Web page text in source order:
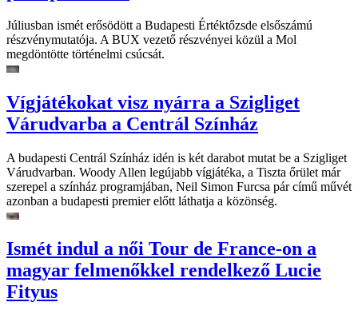
Júliusban ismét erősödött a Budapesti Értéktőzsde elsőszámú
részvénymutatója. A BUX vezető részvényei közül a Mol
megdöntötte történelmi csúcsát.
Vígjátékokat visz nyárra a Szigliget
Várudvarba a Centrál Színház
A budapesti Centrál Színház idén is két darabot mutat be a Szigliget
Várudvarban. Woody Allen legújabb vígjátéka, a Tiszta őrület már
szerepel a színház programjában, Neil Simon Furcsa pár című művét
azonban a budapesti premier előtt láthatja a közönség.
Ismét indul a női Tour de France-on a
magyar felmenőkkel rendelkező Lucie
Fityus